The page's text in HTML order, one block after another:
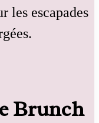
les escapades
Brunch